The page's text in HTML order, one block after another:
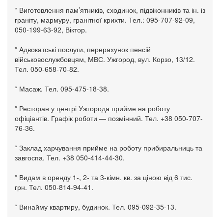
* Виготовлення пам’ятників, сходинок, підвіконників та ін. із
граніту, мармуру, гранітної крихти. Тел.: 095-707-92-09,
050-199-63-92, Віктор.
* Адвокатські послуги, перерахунок пенсій
військовослужбовцям, МВС. Ужгород, вул. Корзо, 13/12.
Тел. 050-658-70-82.
* Масаж. Тел. 095-475-18-38.
* Ресторан у центрі Ужгорода прийме на роботу
офіціантів. Графік роботи — позмінний. Тел. +38 050-707-
76-36.
* Заклад харчування прийме на роботу прибиральниць та
завгоспа. Тел. +38 050-414-44-30.
* Видам в оренду 1-, 2- та 3-кімн. кв. за ціною від 6 тис.
грн. Тел. 050-814-94-41.
* Винайму квартиру, будинок. Тел. 095-092-35-13.